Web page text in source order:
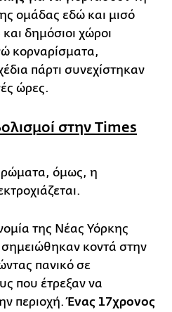
ομάδας εδώ και μισό
δημόσιοι χώροι
κορναρίσματα,
πάρτι συνεχίστηκαν
ώρες.
στην Times
όμως, η
της Νέας Υόρκης
κοντά στην
πανικό σε
που έτρεξαν να
περιοχή.Ένας 17χρονος